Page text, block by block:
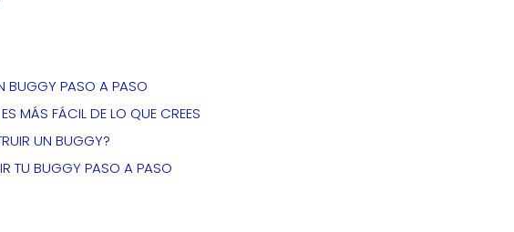
BUGGY PASO A PASO
MÁS FÁCIL DE LO QUE CREES
UN BUGGY?
TU BUGGY PASO A PASO